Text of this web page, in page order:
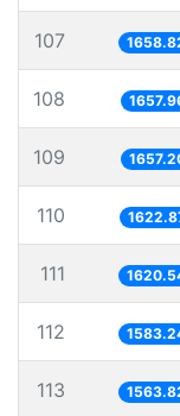
107
108
109
110
111
112
113